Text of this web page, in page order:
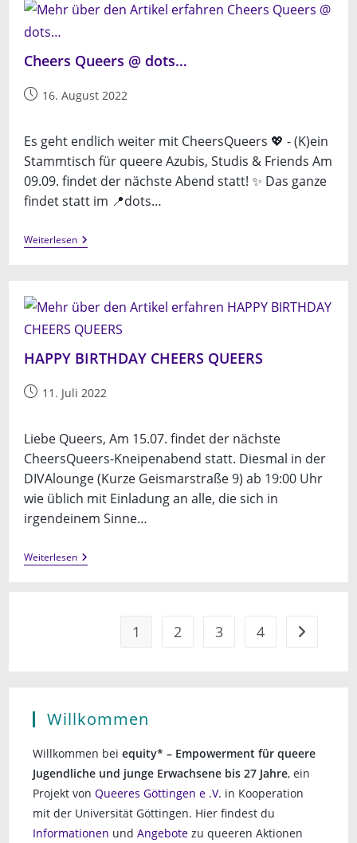
Cheers Queers @ dots…
Beitrag16. August 2022
Es geht endlich weiter mit CheersQueers 💖 - (K)ein
Stammtisch für queere Azubis, Studis & Friends Am
09.09. findet der nächste Abend statt! ✨ Das ganze
findet statt im 📍dots…
WeiterlesenCheers
Queers
HAPPY BIRTHDAY CHEERS QUEERS
Beitrag11. Juli 2022
Liebe Queers, Am 15.07. findet der nächste
CheersQueers-Kneipenabend statt. Diesmal in der
DIVAlounge (Kurze Geismarstraße 9) ab 19:00 Uhr
wie üblich mit Einladung an alle, die sich in
irgendeinem Sinne…
WeiterlesenHAPPY
BIRTHDAY
1 2 3 4 Gehe zur
Willkommen
Willkommen beiequity* – Empowerment für queere
Jugendliche und junge Erwachsene bis 27 Jahre, ein
Projekt vonQueeres Göttingen e .V. in Kooperation
mit der Universität Göttingen. Hier findest du
Informationen undAngebote zu queeren Aktionen